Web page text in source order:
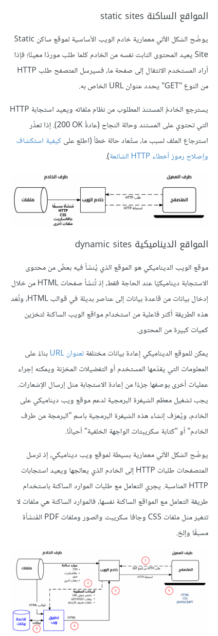
المواقع الساكنة static sites
يوضّح الشكل الآتي معمارية خادم الويب الأساسية لموقع ساكن Static
Site يعيد المحتوى الثابت نفسه من الخادم كلما طلب موردًا معينًا؛ فإذا
أراد المستخدم الانتقال إلى صفحة ما، فسيرسل المتصفح طلب HTTP
من النوع "GET" يحدد عنوان URL الخاص به.
يسترجع الخادمُ المستندَ المطلوب من نظام ملفاته ويعيد استجابة HTTP
التي تحتوي على المستند وحالة النجاح (عادةً ‎200 OK). إذا تعذّر
استرجاع الملف لسبب ما، ستُعاد حالة خطأ (اطلع علىكيفية استكشاف
وإصلاح رموز أخطاء HTTP الشائعة
).
المواقع الديناميكية dynamic sites
موقع الويب الديناميكي هو الموقع الذي يُنشَأ فيه بعضٌ من محتوى
الاستجابة ديناميكيًا عند الحاجة فقط، إذ تُنشَأ صفحات HTML من خلال
إدخال بيانات من قاعدة بيانات إلى عناصر بديلة في قوالب HTML، وتُعَد
هذه الطريقة أكثر فاعلية من استخدام مواقع الويب الساكنة لتخزين
كميات كبيرة من المحتوى.
يمكن للموقع الديناميكي إعادة بيانات مختلفةلعنوان URL
بناءً على
المعلومات التي يقدّمها المستخدم أو التفضيلات المخزنة ويمكنه إجراء
عمليات أخرى بوصفها جزءًا من إعادة الاستجابة مثل إرسال الإشعارات.
يجب تشغيل معظم الشيفرة البرمجية لدعم موقع ويب ديناميكي على
الخادم، ويُعرَف إنشاء هذه الشيفرة البرمجية باسم "البرمجة من طرف
الخادم" أو "كتابة سكريبتات الواجهة الخلفية" أحيانًا.
يوضّح الشكل الآتي معمارية بسيطة لموقع ويب ديناميكي، إذ ترسل
المتصفحات طلبات HTTP إلى الخادم الذي يعالجها ويعيد استجابات
HTTP المناسبة. يجري التعامل مع طلبات الموارد الساكنة باستخدام
طريقة التعامل مع المواقع الساكنة نفسها، فالموارد الساكنة هي ملفات لا
تتغير مثل ملفات CSS وجافا سكريبت والصور وملفات PDF المُنشَأة
مسبقًا وإلخ.